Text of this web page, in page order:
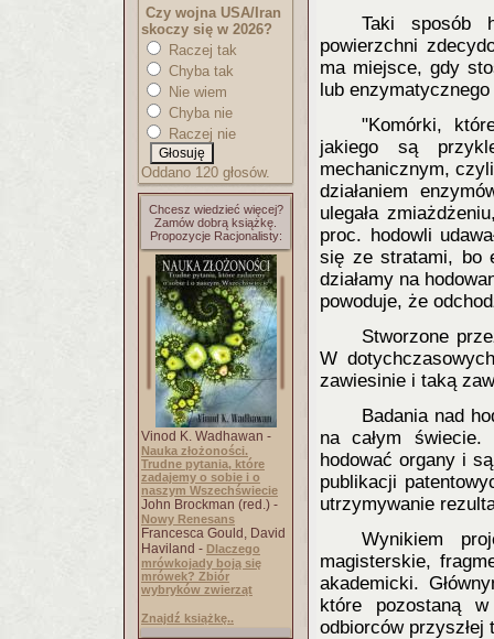
Czy wojna USA/Iran
skoczy się w 2026?
Raczej tak
Chyba tak
Nie wiem
Chyba nie
Raczej nie
Oddano 120 głosów.
Chcesz wiedzieć więcej?
Zamów dobrą książkę.
Propozycje Racjonalisty:
Vinod K. Wadhawan -
Nauka złożoności.
Trudne pytania, które
zadajemy o sobie i o
naszym Wszechświecie
John Brockman (red.) -
Nowy Renesans
Francesca Gould, David
Haviland - Dlaczego
mrówkojady boją się
mrówek? Zbiór
wybryków zwierząt
Znajdź książkę..
Taki sposób
powierzchni
ma miejsce, gdy
lub
"Komórki,
jakiego są
mechanicznym,
działaniem
ulegała
proc. hodowli
się ze stratami, bo
działamy na
powoduje, że
Stworzone
W
zawiesinie i taką
Badania nad
na całym
hodować organy i
publikacji
utrzymywanie
Wynikiem
magisterskie,
akademicki.
które pozostaną
odbiorców przyszłej